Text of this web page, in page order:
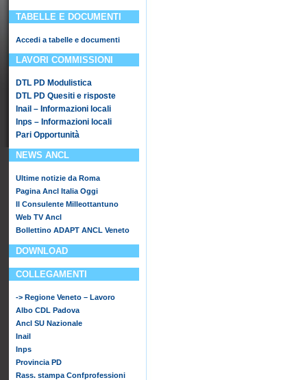
TABELLE E DOCUMENTI
Accedi a tabelle e documenti
LAVORI COMMISSIONI
DTL PD Modulistica
DTL PD Quesiti e risposte
Inail – Informazioni locali
Inps – Informazioni locali
Pari Opportunità
NEWS ANCL
Ultime notizie da Roma
Pagina Ancl Italia Oggi
Il Consulente Milleottantuno
Web TV Ancl
Bollettino ADAPT ANCL Veneto
DOWNLOAD
COLLEGAMENTI
-> Regione Veneto – Lavoro
Albo CDL Padova
Ancl SU Nazionale
Inail
Inps
Provincia PD
Rass. stampa Confprofessioni